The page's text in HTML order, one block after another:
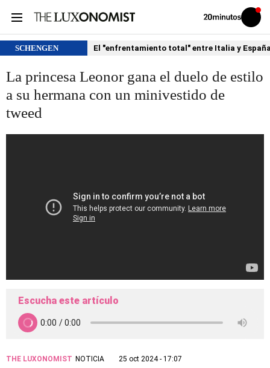
Volver
Iniciar
sesión
SCHENGEN El "enfrentamiento total" entre Italia y
La princesa Leonor gana el duelo de estilo
a su hermana con un minivestido de
tweed
Escucha este artículo
THE LUXONOMIST NOTICIA
25 oct 2024 - 17:07